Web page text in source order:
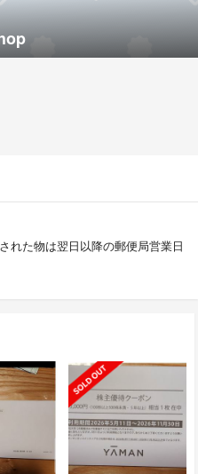
れた物は翌日以降の郵便局営業日